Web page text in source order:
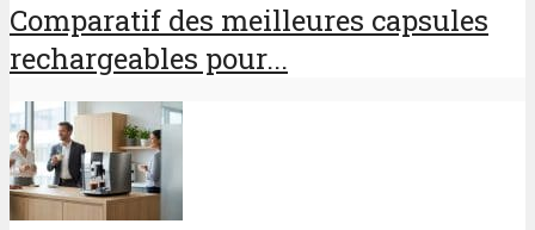
Comparatif des meilleures capsules
rechargeables pour...